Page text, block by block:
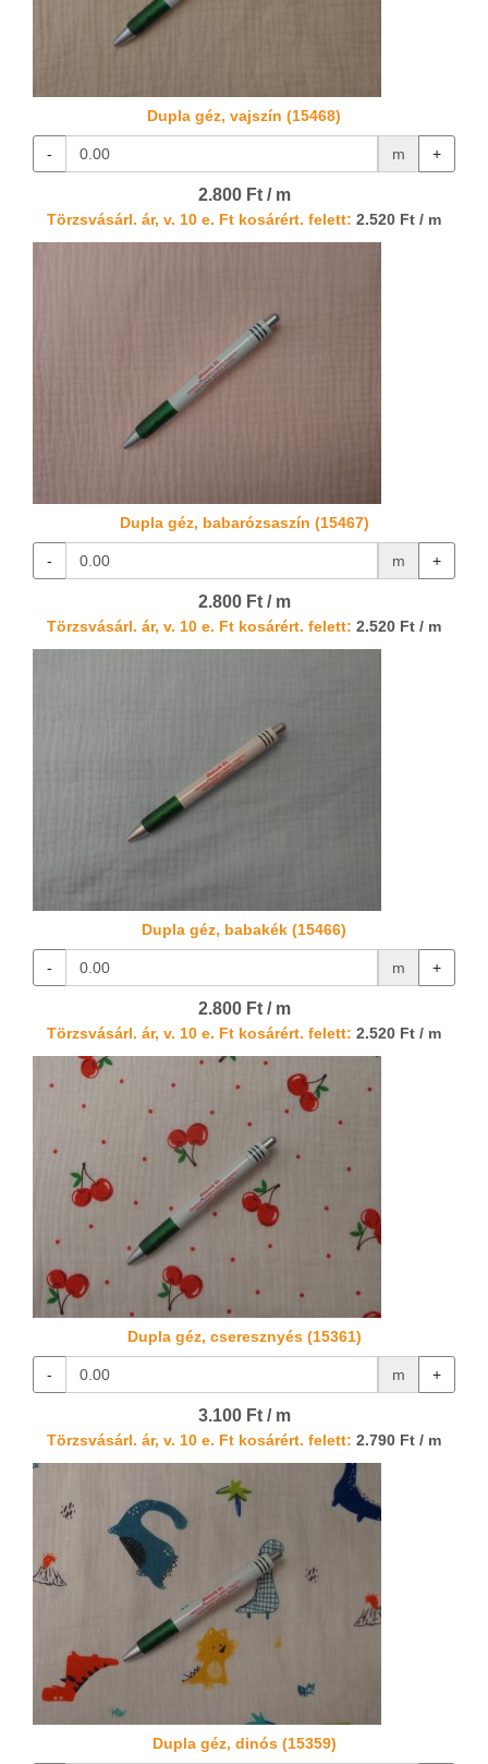
Dupla géz, vajszín (15468)
- m +
2.800 Ft / m
Törzsvásárl. ár, v. 10 e. Ft kosárért. felett: 2.520 Ft / m
Dupla géz, babarózsaszín (15467)
- m +
2.800 Ft / m
Törzsvásárl. ár, v. 10 e. Ft kosárért. felett: 2.520 Ft / m
Dupla géz, babakék (15466)
- m +
2.800 Ft / m
Törzsvásárl. ár, v. 10 e. Ft kosárért. felett: 2.520 Ft / m
Dupla géz, cseresznyés (15361)
- m +
3.100 Ft / m
Törzsvásárl. ár, v. 10 e. Ft kosárért. felett: 2.790 Ft / m
Dupla géz, dinós (15359)